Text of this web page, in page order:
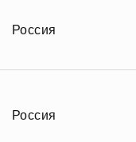
Россия
Россия